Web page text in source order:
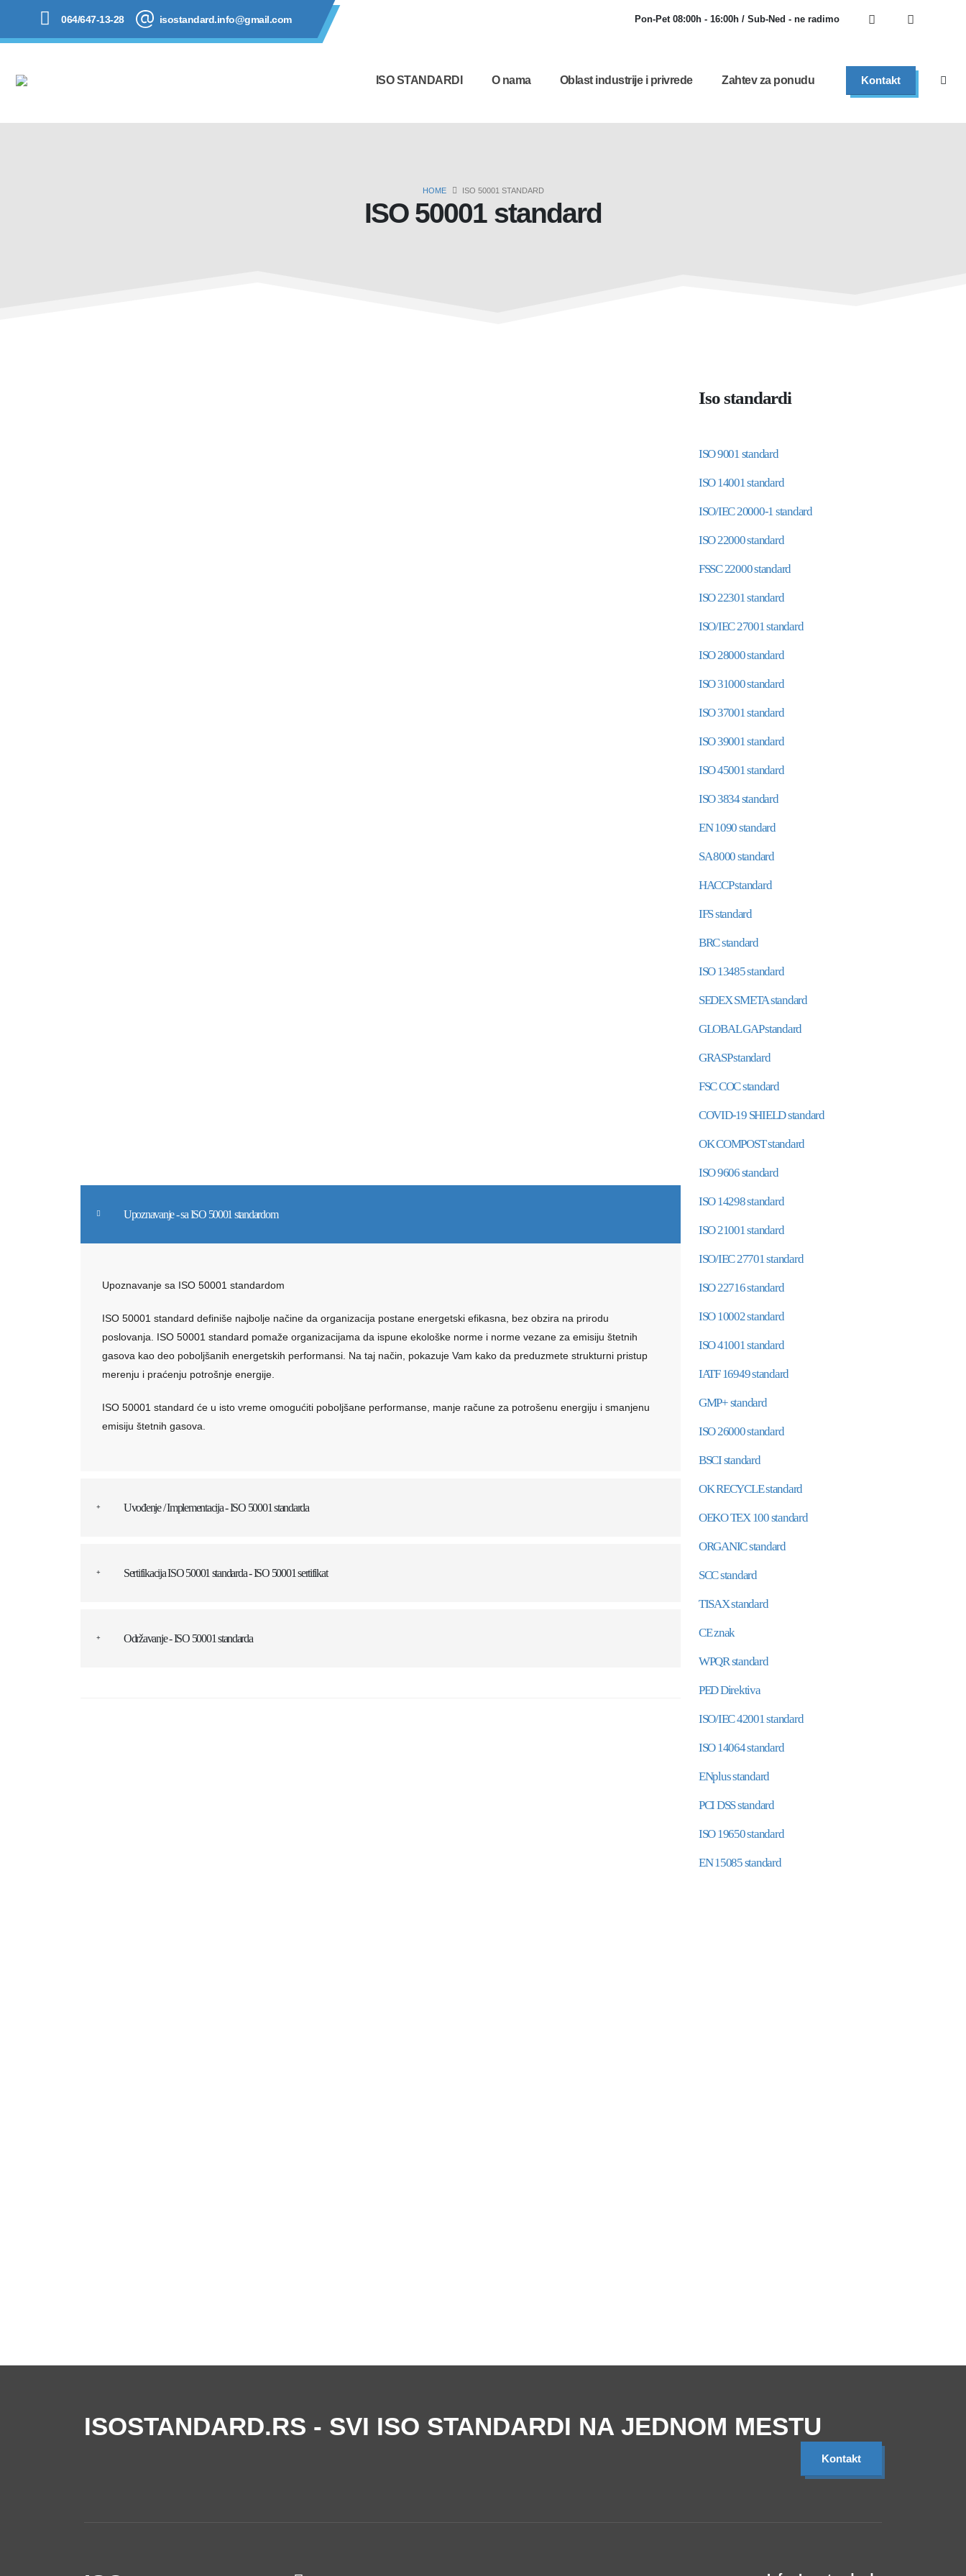
064/647-13-28 isostandard.info@gmail.com Pon-Pet 08:00h - 16:00h / Sub-Ned - ne radimo
ISO STANDARDI O nama Oblast industrije i privrede Zahtev za ponudu Kontakt
HOME ISO 50001 STANDARD
ISO 50001 standard
Upoznavanje - sa ISO 50001 standardom
Upoznavanje sa ISO 50001 standardom
ISO 50001 standard definiše najbolje načine da organizacija postane energetski efikasna, bez obzira na prirodu
poslovanja. ISO 50001 standard pomaže organizacijama da ispune ekološke norme i norme vezane za emisiju štetnih
gasova kao deo poboljšanih energetskih performansi. Na taj način, pokazuje Vam kako da preduzmete strukturni pristup
merenju i praćenju potrošnje energije.
ISO 50001 standard će u isto vreme omogućiti poboljšane performanse, manje račune za potrošenu energiju i smanjenu
emisiju štetnih gasova.
Uvođenje / Implementacija - ISO 50001 standarda
Sertifikacija ISO 50001 standarda - ISO 50001 sertifikat
Održavanje - ISO 50001 standarda
Iso standardi
ISO 9001 standard
ISO 14001 standard
ISO/IEC 20000-1 standard
ISO 22000 standard
FSSC 22000 standard
ISO 22301 standard
ISO/IEC 27001 standard
ISO 28000 standard
ISO 31000 standard
ISO 37001 standard
ISO 39001 standard
ISO 45001 standard
ISO 3834 standard
EN 1090 standard
SA 8000 standard
HACCP standard
IFS standard
BRC standard
ISO 13485 standard
SEDEX SMETA standard
GLOBAL GAP standard
GRASP standard
FSC COC standard
COVID-19 SHIELD standard
OK COMPOST standard
ISO 9606 standard
ISO 14298 standard
ISO 21001 standard
ISO/IEC 27701 standard
ISO 22716 standard
ISO 10002 standard
ISO 41001 standard
IATF 16949 standard
GMP+ standard
ISO 26000 standard
BSCI standard
OK RECYCLE standard
OEKO TEX 100 standard
ORGANIC standard
SCC standard
TISAX standard
CE znak
WPQR standard
PED Direktiva
ISO/IEC 42001 standard
ISO 14064 standard
ENplus standard
PCI DSS standard
ISO 19650 standard
EN 15085 standard
ISOSTANDARD.RS - SVI ISO STANDARDI NA JEDNOM MESTU
Kontakt